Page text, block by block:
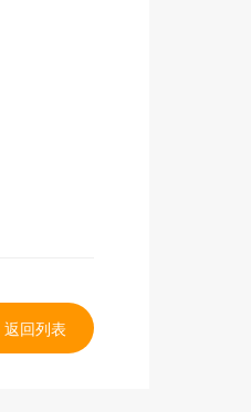
返回列表